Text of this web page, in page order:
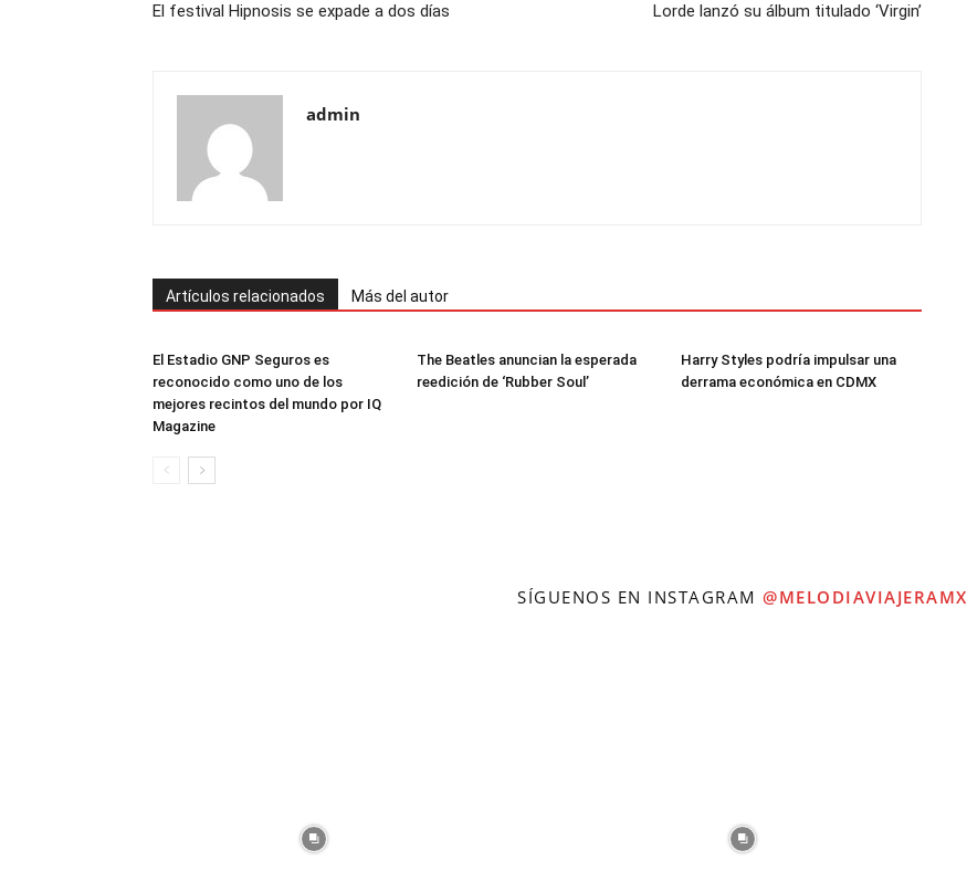
El festival Hipnosis se expade a dos días Lorde lanzó su álbum titulado ‘Virgin’
admin
Artículos relacionados Más del autor
El Estadio GNP Seguros es
reconocido como uno de los
mejores recintos del mundo por IQ
Magazine
The Beatles anuncian la esperada
reedición de ‘Rubber Soul’
Harry Styles podría impulsar una
derrama económica en CDMX
SÍGUENOS EN INSTAGRAM@MELODIAVIAJERAMX